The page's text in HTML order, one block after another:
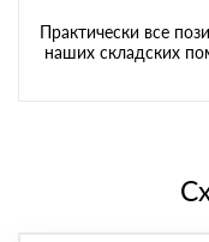
Практически все
наших складских